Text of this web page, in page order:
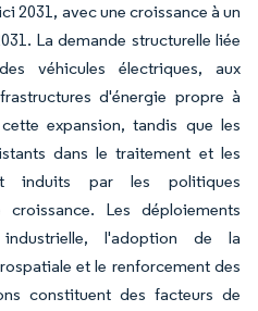
2031, avec une croissance à un
La demande structurelle liée
véhicules électriques, aux
d'énergie propre à
expansion, tandis que les
dans le traitement et les
induits par les politiques
Les déploiements
industrielle, l'adoption de la
et le renforcement des
constituent des facteurs de